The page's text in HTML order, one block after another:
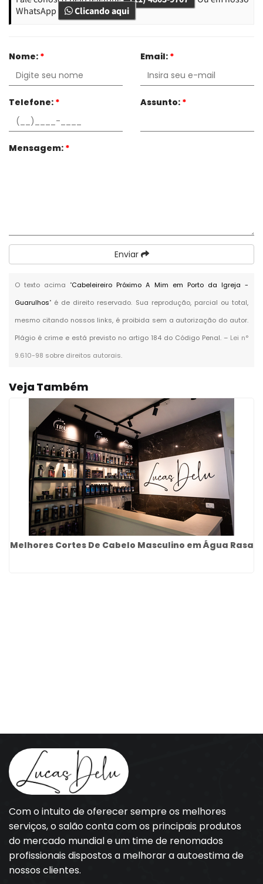
WhatsApp
Clicando aqui
Nome: * Email: *
Telefone: * Assunto: *
Mensagem: *
Enviar
O texto acima "Cabeleireiro Próximo A Mim em Porto da Igreja -
Guarulhos" é de direito reservado. Sua reprodução, parcial ou total,
mesmo citando nossos links, é proibida sem a autorização do autor.
Plágio é crime e está previsto no artigo 184 do Código Penal. – Lei n°
9.610-98 sobre direitos autorais.
Veja Também
Melhores Cortes De Cabelo Masculino em Água Rasa
Com o intuito de oferecer sempre os melhores
serviços, o salão conta com os principais produtos
do mercado mundial e um time de renomados
profissionais dispostos a melhorar a autoestima de
nossos clientes.